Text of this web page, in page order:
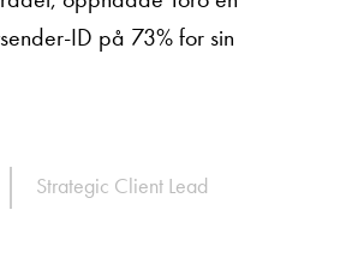
ID på 73% for sin
Strategic Client Lead